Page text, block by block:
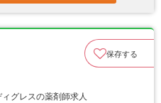
保存する
グレスの薬剤師求人